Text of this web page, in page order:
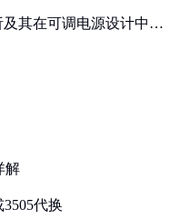
其在可调电源设计中的
解
代换